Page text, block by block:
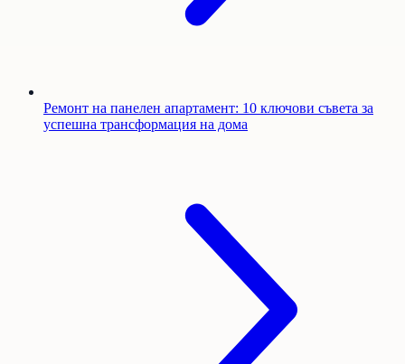
Ремонт на панелен апартамент: 10 ключови съвета за
успешна трансформация на дома